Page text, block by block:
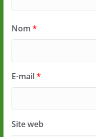
Nom *
E-mail*
Site web